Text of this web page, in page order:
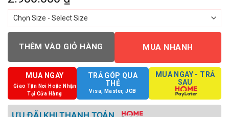
THÊM VÀO GIỎ HÀNG MUA NHANH
MUA NGAY
Giao Tận Nơi Hoặc Nhận
Tại Cửa Hàng
TRẢ GÓP QUA
THẺ
Visa, Master, JCB
MUA NGAY - TRẢ
SAU